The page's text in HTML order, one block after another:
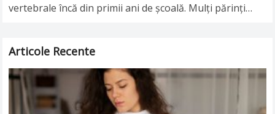
vertebrale încă din primii ani de școală. Mulți părinți
Articole Recente